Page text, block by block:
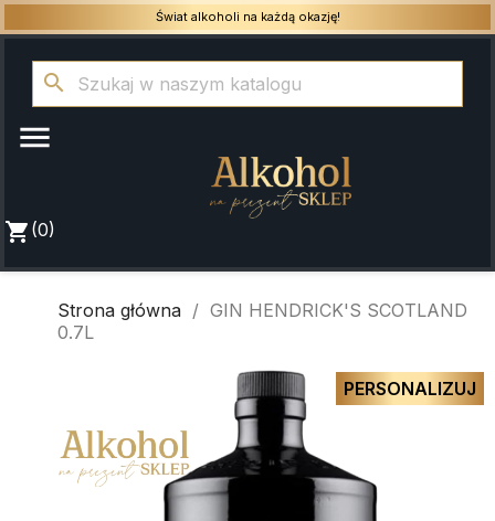
Świat alkoholi na każdą okazję!
search

shopping_cart (0)
Strona główna
GIN HENDRICK'S SCOTLAND
0.7L
PERSONALIZUJ